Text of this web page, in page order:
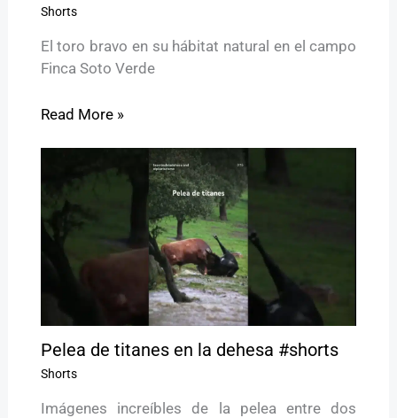
Shorts
El toro bravo en su hábitat natural en el campo
Finca Soto Verde
Read More »
Pelea de titanes en la dehesa #shorts
Shorts
Imágenes increíbles de la pelea entre dos